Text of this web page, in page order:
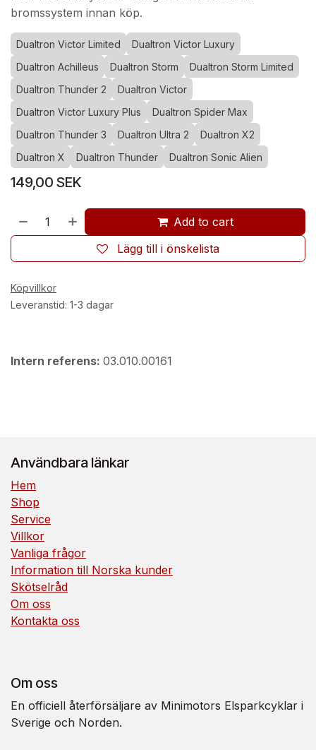
bromssystem innan köp.
Dualtron Victor Limited
Dualtron Victor Luxury
Dualtron Achilleus
Dualtron Storm
Dualtron Storm Limited
Dualtron Thunder 2
Dualtron Victor
Dualtron Victor Luxury Plus
Dualtron Spider Max
Dualtron Thunder 3
Dualtron Ultra 2
Dualtron X2
Dualtron X
Dualtron Thunder Dualtron Sonic Alien
149,00 SEK
Add to cart
Lägg till i önskelista
Köpvillkor
Leveranstid: 1-3 dagar
Intern referens: 03.010.00161
Användbara länkar
Hem
Shop
Service
Villkor
Vanliga frågor
Information till Norska kunder
Skötselråd
Om oss
Kontakta oss
Om oss
En officiell återförsäljare av Minimotors Elsparkcyklar i
Sverige och Norden.